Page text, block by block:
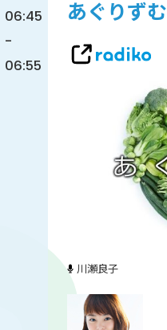
06:45
-
06:55
あぐりずむ
川瀬良子